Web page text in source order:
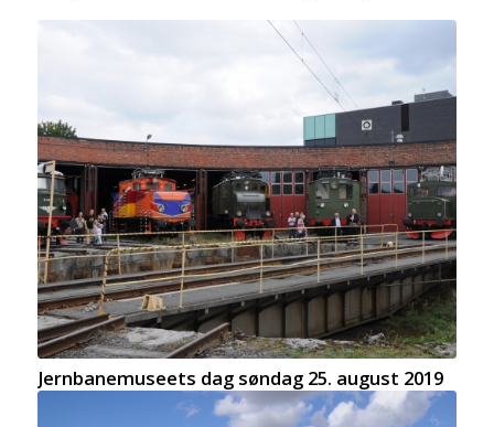
Jernbanemuseets dag søndag 25. august 2019